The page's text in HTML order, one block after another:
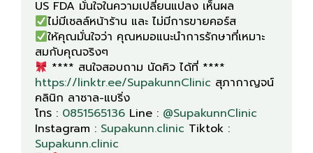
ให้คุณมั่นใจว่า คุณหมอแนะนำการรักษาที่เหมาะ
**** สนใจสอบถาม นัดคิว ได้ที่ ****
https://linktr.ee/SupakunnClinic สุภากาญจน์
คลินิก ลาซาล-แบริ่ง
โทร : 0851565136 Line : @SupakunnClinic
Instagram : Supakunn.clinic Tiktok :
Supakunn.clinic